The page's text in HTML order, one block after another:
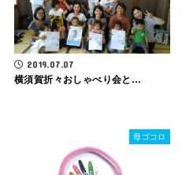
2019.07.07
横須賀折々おしゃべり会と…
母ゴコロ